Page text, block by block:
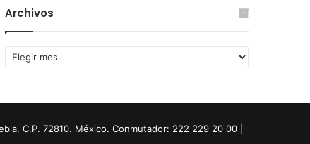
Archivos
Archivos
C.P. 72810. México. Conmutador: 222 229 20 00 |